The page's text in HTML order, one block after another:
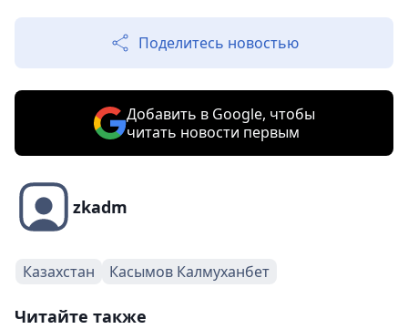
Поделитесь новостью
Добавить в Google, чтобы
читать новости первым
zkadm
Казахстан Касымов Калмуханбет
Читайте также